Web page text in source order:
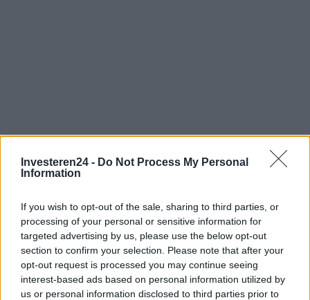
Investeren24 - Do Not Process My Personal
Information
If you wish to opt-out of the sale, sharing to third parties, or
processing of your personal or sensitive information for
targeted advertising by us, please use the below opt-out
section to confirm your selection. Please note that after your
opt-out request is processed you may continue seeing
interest-based ads based on personal information utilized by
us or personal information disclosed to third parties prior to
Verder lezen
NEWS